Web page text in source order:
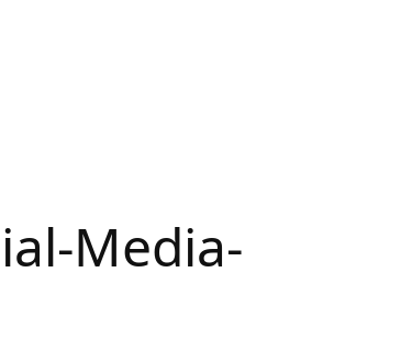
Media-